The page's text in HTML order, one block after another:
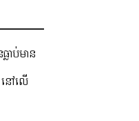
ាប់មាន
នៅលើ